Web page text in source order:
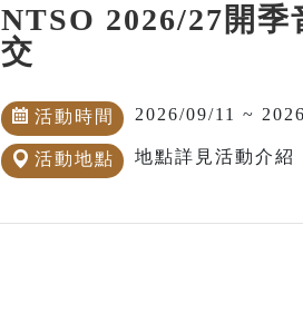
NTSO 2026/27開
交
活動時間 2026/09/11 ~
活動地點 地點詳見活動介紹